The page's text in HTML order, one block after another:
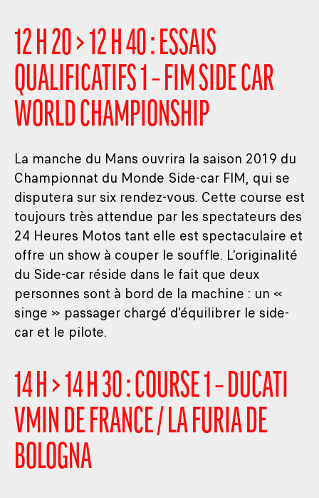
12 H 20 > 12 H 40 : ESSAIS
QUALIFICATIFS 1 – FIM SIDE CAR
WORLD CHAMPIONSHIP
La manche du Mans ouvrira la saison 2019 du
Championnat du Monde Side-car FIM, qui se
disputera sur six rendez-vous. Cette course est
toujours très attendue par les spectateurs des
24 Heures Motos tant elle est spectaculaire et
offre un show à couper le souffle. L'originalité
du Side-car réside dans le fait que deux
personnes sont à bord de la machine : un «
singe » passager chargé d'équilibrer le side-
car et le pilote.
14 H > 14 H 30 : COURSE 1 – DUCATI
VMIN DE FRANCE / LA FURIA DE
BOLOGNA